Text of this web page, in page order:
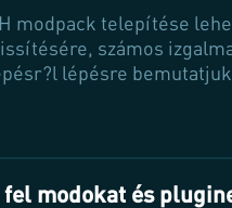
modpack telepítése
számos
lépésre
a játékban.
fel modokat és